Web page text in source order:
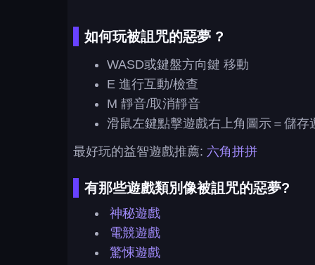
如何玩被詛咒的惡夢 ?
WASD或鍵盤方向鍵 移動
E 進行互動/檢查
M 靜音/取消靜音
滑鼠左鍵點擊遊戲右上角圖示＝儲存
最好玩的益智遊戲推薦: 六角拼拼
有那些遊戲類別像被詛咒的惡夢?
神秘遊戲
電競遊戲
驚悚遊戲